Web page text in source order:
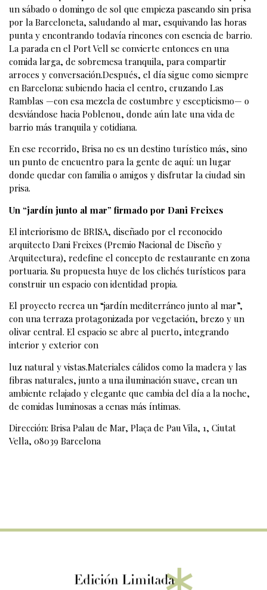
un sábado o domingo de sol que empieza paseando sin prisa
por la Barceloneta, saludando al mar, esquivando las horas
punta y encontrando todavía rincones con esencia de barrio.
La parada en el Port Vell se convierte entonces en una
comida larga, de sobremesa tranquila, para compartir
arroces y conversación.Después, el día sigue como siempre
en Barcelona: subiendo hacia el centro, cruzando Las
Ramblas —con esa mezcla de costumbre y escepticismo— o
desviándose hacia Poblenou, donde aún late una vida de
barrio más tranquila y cotidiana.
En ese recorrido, Brisa no es un destino turístico más, sino
un punto de encuentro para la gente de aquí: un lugar
donde quedar con familia o amigos y disfrutar la ciudad sin
prisa.
Un “jardín junto al mar” firmado por Dani Freixes
El interiorismo de BRISA, diseñado por el reconocido
arquitecto Dani Freixes (Premio Nacional de Diseño y
Arquitectura), redefine el concepto de restaurante en zona
portuaria. Su propuesta huye de los clichés turísticos para
construir un espacio con identidad propia.
El proyecto recrea un “jardín mediterráneo junto al mar”,
con una terraza protagonizada por vegetación, brezo y un
olivar central. El espacio se abre al puerto, integrando
interior y exterior con
luz natural y vistas.Materiales cálidos como la madera y las
fibras naturales, junto a una iluminación suave, crean un
ambiente relajado y elegante que cambia del día a la noche,
de comidas luminosas a cenas más íntimas.
Dirección: Brisa Palau de Mar, Plaça de Pau Vila, 1, Ciutat
Vella, 08039 Barcelona